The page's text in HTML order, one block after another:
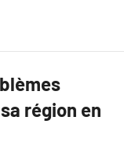
région en